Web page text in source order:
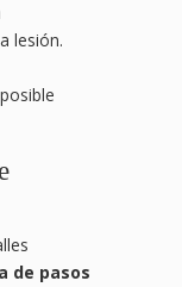
lesión.
de pasos